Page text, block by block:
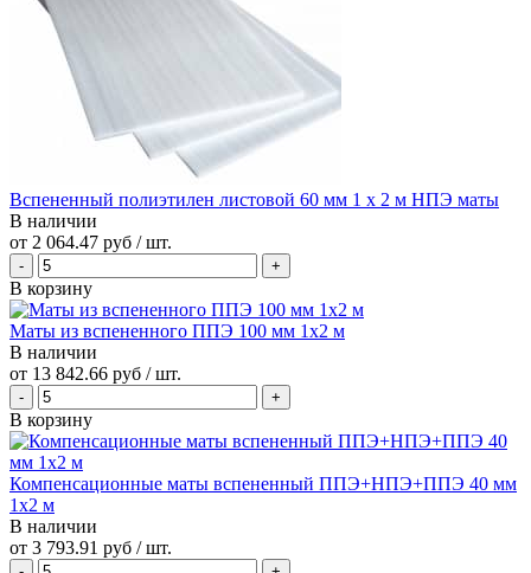
Вспененный полиэтилен листовой 60 мм 1 х 2 м НПЭ маты
В наличии
от 2 064.47 руб / шт.
В корзину
Маты из вспененного ППЭ 100 мм 1x2 м
В наличии
от 13 842.66 руб / шт.
В корзину
Компенсационные маты вспененный ППЭ+НПЭ+ППЭ 40 мм
1x2 м
В наличии
от 3 793.91 руб / шт.